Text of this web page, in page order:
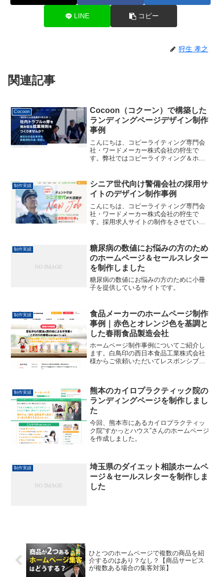
LINE コピー
狩生 孝之
関連記事
Cocoon
Cocoon（コクーン）で構築した
ランディングページデザイン制作
事例
こんにちは、コピーライティング専門会
社・ワードメーカー株式会社の狩生で
す。弊社ではコピーライティング＆ホー
「Cocoon（コクーン）」というテーマを
使用することが多くなってい...
制作実績
シニア世代向け警備会社の採用サ
イトのデザイン制作事例
こんにちは、コピーライティング専門会
社・ワードメーカー株式会社の狩生で
す。採用求人サイトの制作をさせていた
通警備を行っている有限会社チェント様
です。インターネット回線の...
制作実績
糖尿病の数値にお悩みの方のため
のホームページ＆セールスレター
を制作しました
糖尿病の数値にお悩みの方のために小冊
子を提供しているサイトです。
制作実績
食品メーカーのホームページ制作
事例｜赤色とオレンジ色を基調と
した春雨食品製造会社
ホームページ制作事例についてご紹介し
ます。白鳥印の西日本食品工業株式会社
様からご依頼いただいてレスポンシブ対
た方もいらっしゃると思います。「はる
さめ」で有名な食品メーカ...
制作実績
熊本のカイロプラクティック院の
ランディングページを制作しまし
た
今回、熊本市にあるカイロプラクティッ
ク院“すかっとハウス”さんのホームページ
を作成しました。
制作実績
埼玉県のダイエット相談ホームペ
ージ＆セールスレターを制作しま
した
ひとつのホームページで複数の商品を紹
介するのはあり？なし？【商品サービス
が複数ある場合の集客対策】